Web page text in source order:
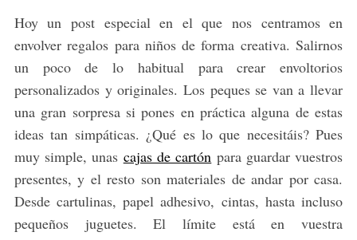
Hoy un post especial en el que nos centramos en
envolver regalos para niños de forma creativa. Salirnos
un poco de lo habitual para crear envoltorios
personalizados y originales. Los peques se van a llevar
una gran sorpresa si pones en práctica alguna de estas
ideas tan simpáticas. ¿Qué es lo que necesitáis? Pues
muy simple, unas cajas de cartón para guardar vuestros
presentes, y el resto son materiales de andar por casa.
Desde cartulinas, papel adhesivo, cintas, hasta incluso
pequeños juguetes. El límite está en vuestra